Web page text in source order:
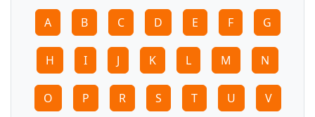
A B C D E F G
H I J K L M N
O P R S T U V